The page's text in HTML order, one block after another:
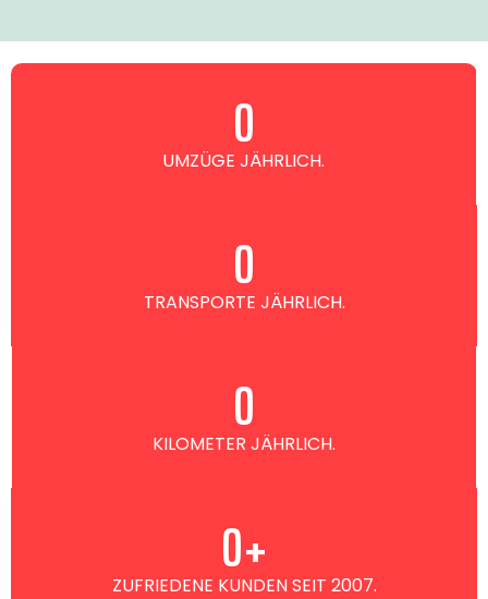
UMZÜGE JÄHRLICH.
0
TRANSPORTE JÄHRLICH.
0
KILOMETER JÄHRLICH.
0
ZUFRIEDENE KUNDEN SEIT 2007.
0+